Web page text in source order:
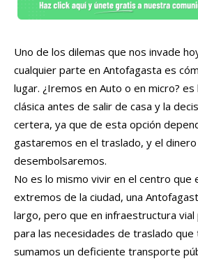
Uno de los dilemas que nos invade
cualquier parte en Antofagasta es
lugar. ¿Iremos en Auto o en micro?
clásica antes de salir de casa y la
certera, ya que de esta opción
gastaremos en el traslado, y el
desembolsaremos.
No es lo mismo vivir en el centro que
extremos de la ciudad, una
largo, pero que en infraestructura
para las necesidades de traslado que
sumamos un deficiente transporte